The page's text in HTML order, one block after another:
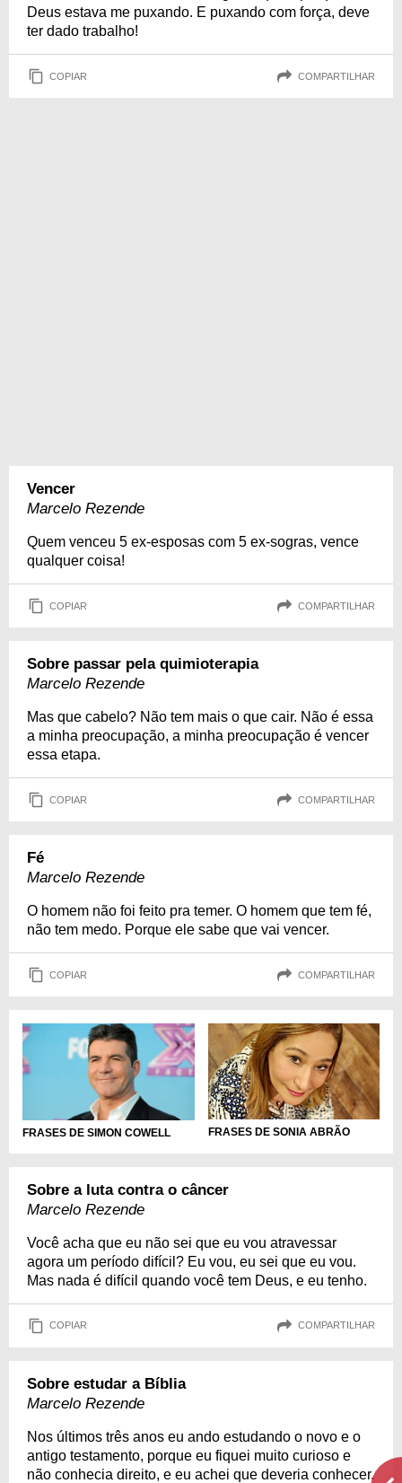
Deus estava me puxando. E puxando com força, deve
ter dado trabalho!
COPIAR COMPARTILHAR
Vencer
Marcelo Rezende
Quem venceu 5 ex-esposas com 5 ex-sogras, vence
qualquer coisa!
COPIAR COMPARTILHAR
Sobre passar pela quimioterapia
Marcelo Rezende
Mas que cabelo? Não tem mais o que cair. Não é essa
a minha preocupação, a minha preocupação é vencer
essa etapa.
COPIAR COMPARTILHAR
Fé
Marcelo Rezende
O homem não foi feito pra temer. O homem que tem fé,
não tem medo. Porque ele sabe que vai vencer.
COPIAR COMPARTILHAR
FRASES DE SIMON COWELL FRASES DE SONIA ABRÃO
Sobre a luta contra o câncer
Marcelo Rezende
Você acha que eu não sei que eu vou atravessar
agora um período difícil? Eu vou, eu sei que eu vou.
Mas nada é difícil quando você tem Deus, e eu tenho.
COPIAR COMPARTILHAR
Sobre estudar a Bíblia
Marcelo Rezende
Nos últimos três anos eu ando estudando o novo e o
antigo testamento, porque eu fiquei muito curioso e
não conhecia direito, e eu achei que deveria conhecer.